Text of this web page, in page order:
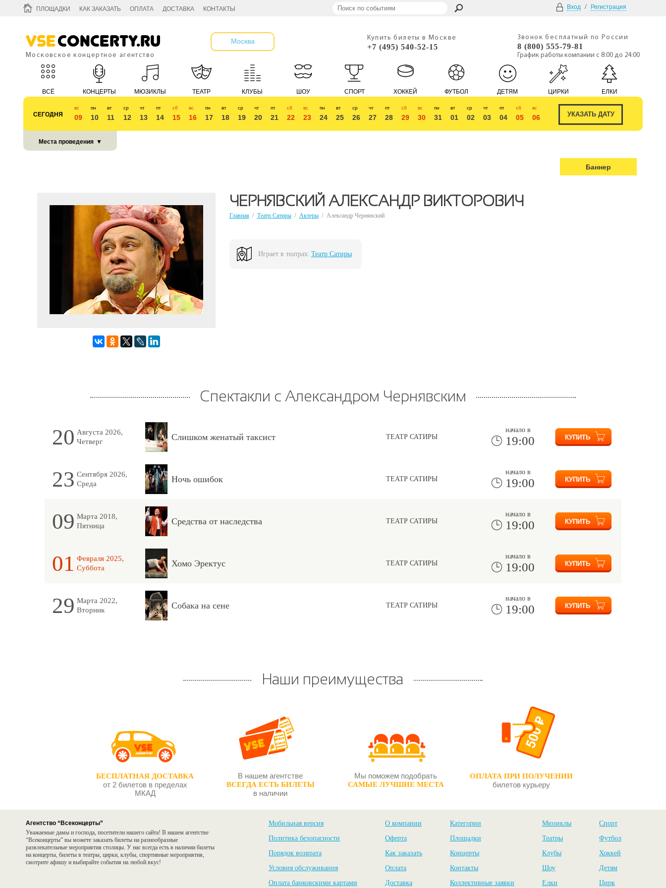
ПЛОЩАДКИ КАК ЗАКАЗАТЬ ОПЛАТА ДОСТАВКА КОНТАКТЫ Вход / Регистрация
VseConcerty.ru
Московское концертное агентство
Москва Купить билеты в Москве
+7 (495) 540-52-15
Звонок бесплатный по России
8 (800) 555-79-81
График работы компании с 8:00 до 24:00
ВСЁ КОНЦЕРТЫ МЮЗИКЛЫ ТЕАТР КЛУБЫ ШОУ СПОРТ ХОККЕЙ ФУТБОЛ ДЕТЯМ ЦИРКИ ЕЛКИ
СЕГОДНЯ
вс
09
пн
10
вт
11
ср
12
чт
13
пт
14
сб
15
вс
16
пн
17
вт
18
ср
19
чт
20
пт
21
сб
22
вс
23
пн
24
вт
25
ср
26
чт
27
пт
28
сб
29
вс
30
пн
31
вт
01
ср
02
чт
03
пт
04
сб
05
вс
06
Места проведения ▼
Баннер
ЧЕРНЯВСКИЙ АЛЕКСАНДР ВИКТОРОВИЧ
Главная / Театр Сатиры / Актеры / Александр Чернявский
Играет в театрах: Театр Сатиры
Спектакли с Александром Чернявским
20 Августа 2026,
Четверг
Слишком женатый таксист ТЕАТР САТИРЫ
начало в
19:00
23 Сентября 2026,
Среда
Ночь ошибок ТЕАТР САТИРЫ
начало в
19:00
09 Марта 2018,
Пятница
Средства от наследства ТЕАТР САТИРЫ
начало в
19:00
01 Февраля 2025,
Суббота
Хомо Эректус ТЕАТР САТИРЫ
начало в
19:00
29 Марта 2022,
Вторник
Собака на сене ТЕАТР САТИРЫ
начало в
19:00
Наши преимущества
БЕСПЛАТНАЯ ДОСТАВКА
от 2 билетов в пределах
МКАД
В нашем агентстве
ВСЕГДА ЕСТЬ БИЛЕТЫ
в наличии
Мы поможем подобрать
САМЫЕ ЛУЧШИЕ МЕСТА
ОПЛАТА ПРИ ПОЛУЧЕНИИ
билетов курьеру
Агентство “Всеконцерты”
Уважаемые дамы и господа, посетители нашего сайта! В нашем агентстве
“Всеконцерты” вы можете заказать билеты на разнообразные
развлекательные мероприятия столицы. У нас всегда есть в наличии билеты
на концерты, билеты в театры, цирки, клубы, спортивные мероприятия,
смотрите афишу и выбирайте события на любой вкус!
Мобильная версия
Политика безопасности
Порядок возврата
Условия обслуживания
Оплата банковскими картами
О компании
Оферта
Как заказать
Оплата
Доставка
Категории
Площадки
Концерты
Контакты
Коллективные заявки
Мюзиклы
Театры
Клубы
Шоу
Елки
Спорт
Футбол
Хоккей
Детям
Цирк